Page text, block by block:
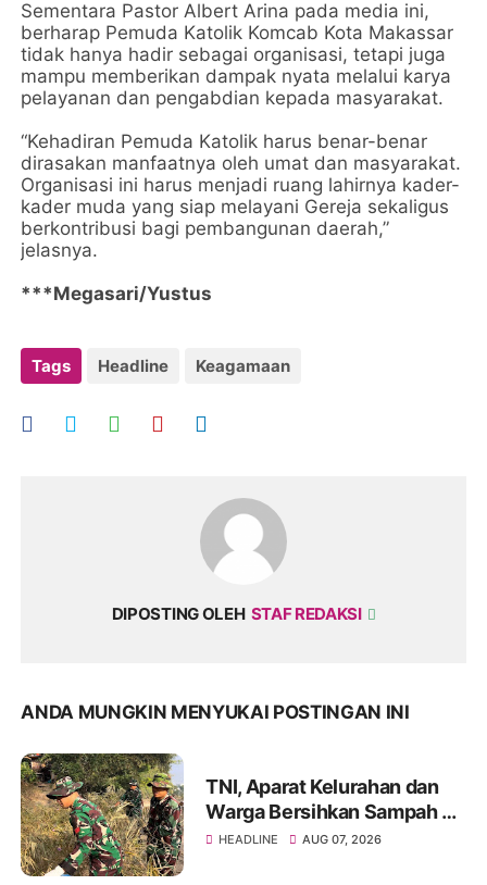
Sementara Pastor Albert Arina pada media ini,
berharap Pemuda Katolik Komcab Kota Makassar
tidak hanya hadir sebagai organisasi, tetapi juga
mampu memberikan dampak nyata melalui karya
pelayanan dan pengabdian kepada masyarakat.
“Kehadiran Pemuda Katolik harus benar-benar
dirasakan manfaatnya oleh umat dan masyarakat.
Organisasi ini harus menjadi ruang lahirnya kader-
kader muda yang siap melayani Gereja sekaligus
berkontribusi bagi pembangunan daerah,”
jelasnya.
***Megasari/Yustus
Tags Headline Keagamaan
DIPOSTING OLEH STAF REDAKSI
ANDA MUNGKIN MENYUKAI POSTINGAN INI
TNI, Aparat Kelurahan dan
Warga Bersihkan Sampah di
Bantaran Sungai Sa'dan
HEADLINE AUG 07, 2026